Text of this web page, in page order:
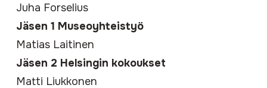
Juha Forselius
Jäsen 1 Museoyhteistyö
Matias Laitinen
Jäsen 2 Helsingin kokoukset
Matti Liukkonen